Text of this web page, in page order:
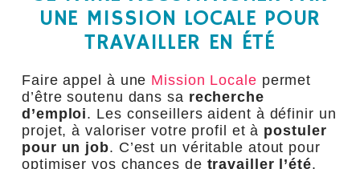
UNE MISSION LOCALE POUR
TRAVAILLER EN ÉTÉ
Faire appel à une Mission Locale permet
d’être soutenu dans sa recherche
d’emploi. Les conseillers aident à définir un
projet, à valoriser votre profil et à postuler
pour un job. C’est un véritable atout pour
optimiser vos chances de travailler l’été.